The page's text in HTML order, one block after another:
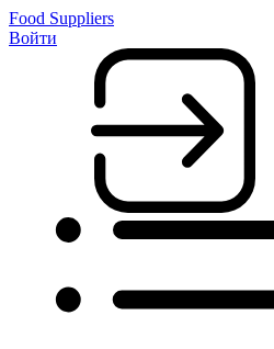
Food Suppliers
Войти